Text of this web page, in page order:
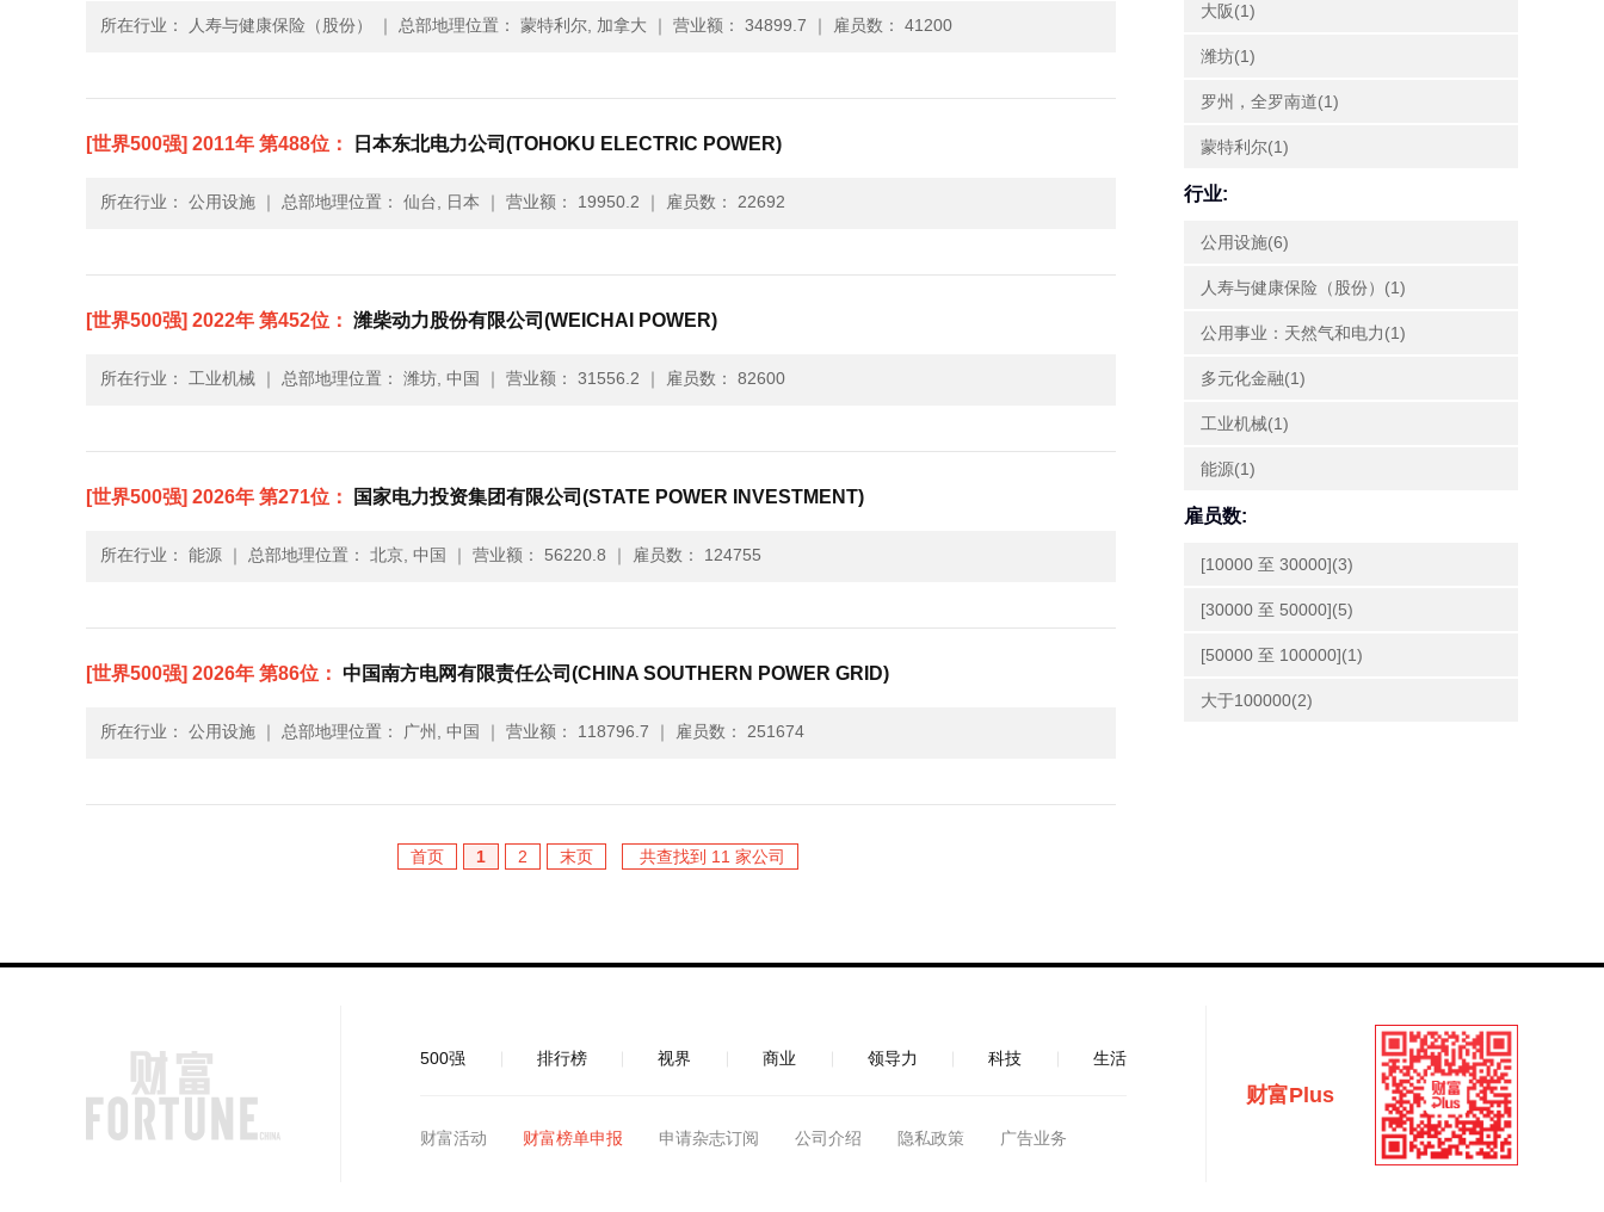
所在行业： 人寿与健康保险（股份） ｜ 总部地理位置： 蒙特利尔, 加拿大 ｜ 营业额： 34899.7 ｜ 雇员数： 41200
[世界500强] 2011年 第488位： 日本东北电力公司(TOHOKU ELECTRIC POWER)
所在行业： 公用设施 ｜ 总部地理位置： 仙台, 日本 ｜ 营业额： 19950.2 ｜ 雇员数： 22692
[世界500强] 2022年 第452位： 潍柴动力股份有限公司(WEICHAI POWER)
所在行业： 工业机械 ｜ 总部地理位置： 潍坊, 中国 ｜ 营业额： 31556.2 ｜ 雇员数： 82600
[世界500强] 2026年 第271位： 国家电力投资集团有限公司(STATE POWER INVESTMENT)
所在行业： 能源 ｜ 总部地理位置： 北京, 中国 ｜ 营业额： 56220.8 ｜ 雇员数： 124755
[世界500强] 2026年 第86位： 中国南方电网有限责任公司(CHINA SOUTHERN POWER GRID)
所在行业： 公用设施 ｜ 总部地理位置： 广州, 中国 ｜ 营业额： 118796.7 ｜ 雇员数： 251674
首页 1 2 末页 共查找到 11 家公司
大阪(1)
潍坊(1)
罗州，全罗南道(1)
蒙特利尔(1)
行业:
公用设施(6)
人寿与健康保险（股份）(1)
公用事业：天然气和电力(1)
多元化金融(1)
工业机械(1)
能源(1)
雇员数:
[10000 至 30000](3)
[30000 至 50000](5)
[50000 至 100000](1)
大于100000(2)
财富Plus
500强 排行榜 视界 商业 领导力 科技 生活
财富活动 财富榜单申报 申请杂志订阅 公司介绍 隐私政策 广告业务